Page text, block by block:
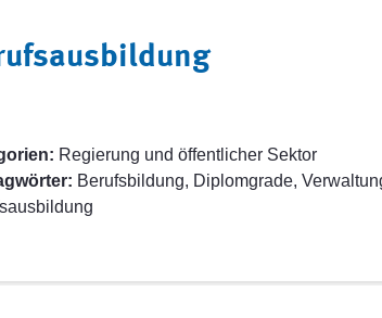
Regierung und öffentlicher Sektor
Berufsbildung, Diplomgrade,